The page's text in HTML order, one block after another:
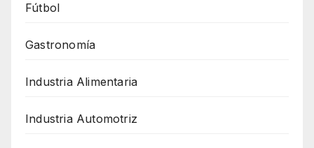
Fútbol
Gastronomía
Industria Alimentaria
Industria Automotriz